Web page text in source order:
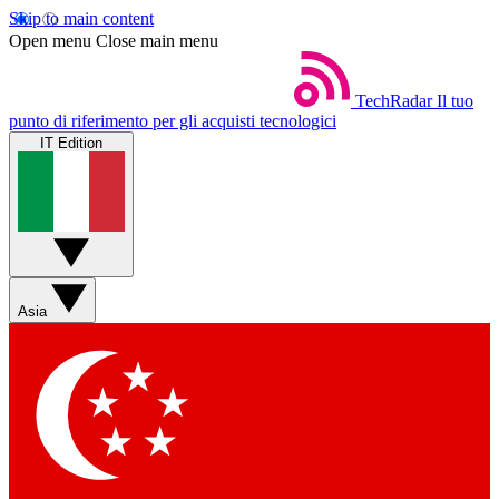
Skip to main content
Open menu Close main menu
TechRadar Il tuo
punto di riferimento per gli acquisti tecnologici
IT Edition
Asia